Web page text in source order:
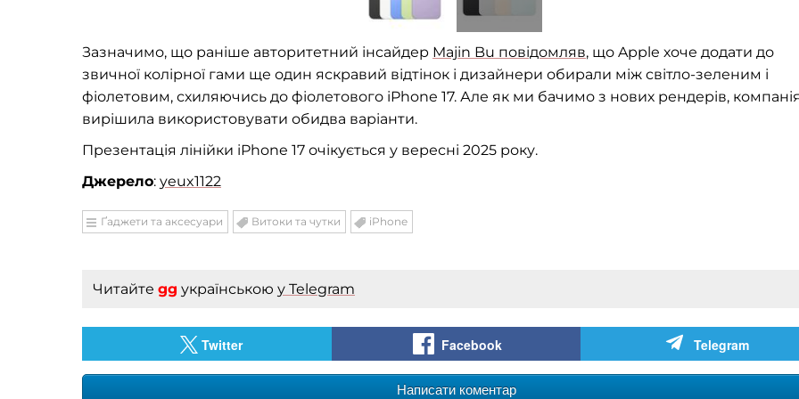
Зазначимо, що раніше авторитетний інсайдер Majin Bu повідомляв, що Apple хоче додати до
звичної колірної гами ще один яскравий відтінок і дизайнери обирали між світло-зеленим і
фіолетовим, схиляючись до фіолетового iPhone 17. Але як ми бачимо з нових рендерів,
вирішила використовувати обидва варіанти.
Презентація лінійки iPhone 17 очікується у вересні 2025 року.
Джерело: yeux1122
Ґаджети та аксесуари Витоки та чутки iPhone
Читайте gg українською у Telegram
Twitter Facebook Telegram
Написати коментар